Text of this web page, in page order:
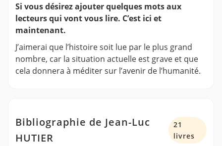
Si vous désirez ajouter quelques mots aux
lecteurs qui vont vous lire. C’est ici et
maintenant.
J’aimerai que l’histoire soit lue par le plus grand
nombre, car la situation actuelle est grave et que
cela donnera à méditer sur l’avenir de l’humanité.
Bibliographie de Jean-Luc
HUTIER
21
livres